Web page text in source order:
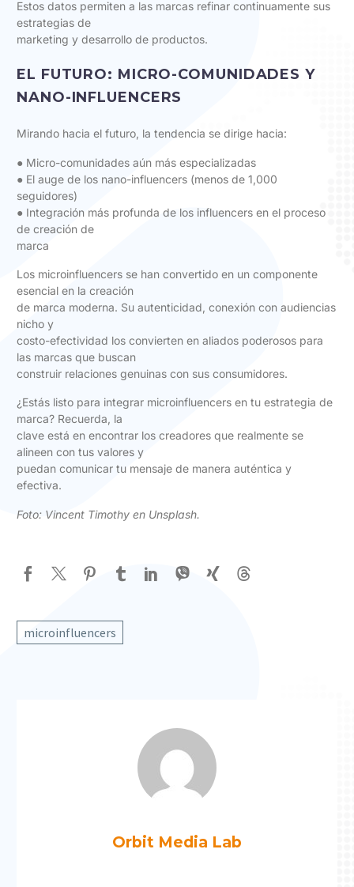
Estos datos permiten a las marcas refinar continuamente sus
estrategias de
marketing y desarrollo de productos.
EL FUTURO: MICRO-COMUNIDADES Y
NANO-INFLUENCERS
Mirando hacia el futuro, la tendencia se dirige hacia:
● Micro-comunidades aún más especializadas
● El auge de los nano-influencers (menos de 1,000
seguidores)
● Integración más profunda de los influencers en el proceso
de creación de
marca
Los microinfluencers se han convertido en un componente
esencial en la creación
de marca moderna. Su autenticidad, conexión con audiencias
nicho y
costo-efectividad los convierten en aliados poderosos para
las marcas que buscan
construir relaciones genuinas con sus consumidores.
¿Estás listo para integrar microinfluencers en tu estrategia de
marca? Recuerda, la
clave está en encontrar los creadores que realmente se
alineen con tus valores y
puedan comunicar tu mensaje de manera auténtica y
efectiva.
Foto: Vincent Timothy en Unsplash.
microinfluencers
Orbit Media Lab